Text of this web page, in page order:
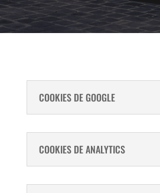
COOKIES DE GOOGLE
COOKIES DE ANALYTICS